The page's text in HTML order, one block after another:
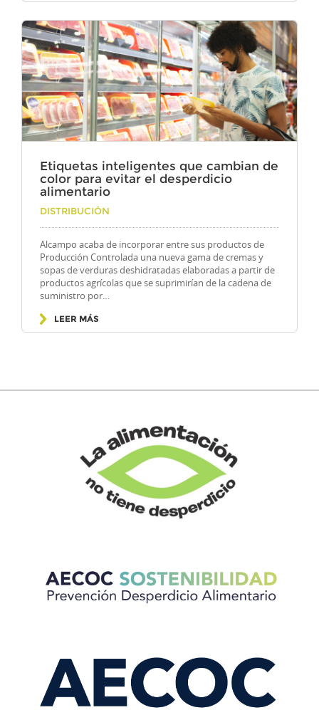
Etiquetas inteligentes que cambian de
color para evitar el desperdicio
alimentario
Por
DISTRIBUCIÓN
Alcampo acaba de incorporar entre sus productos de
Producción Controlada una nueva gama de cremas y
sopas de verduras deshidratadas elaboradas a partir de
productos agrícolas que se suprimirían de la cadena de
suministro por…
LEER MÁS